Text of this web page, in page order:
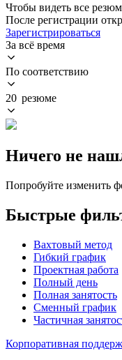
Чтобы видеть все
После регистрации
Зарегистрироваться
За всё время
По соответствию
20 резюме
Ничего не
Попробуйте изменить
Быстрые
Вахтовый метод
Гибкий график
Проектная работа
Полный день
Полная занятость
Сменный график
Частичная
Корпоративная